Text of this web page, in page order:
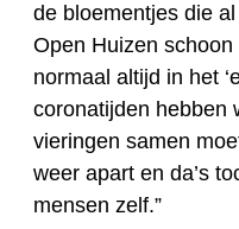
de bloementjes die
Open Huizen
normaal altijd in het
coronatijden hebben
vieringen samen
weer apart en da’s
mensen zelf.”